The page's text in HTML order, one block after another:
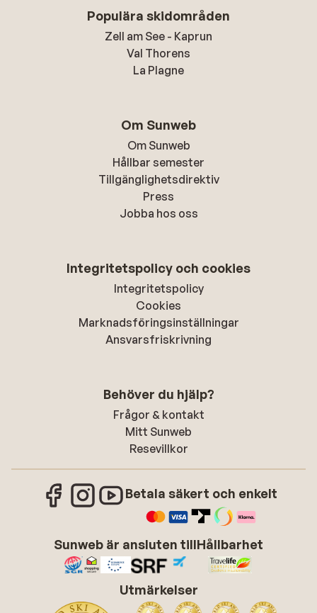
Populära skidområden
Zell am See - Kaprun
Val Thorens
La Plagne
Om Sunweb
Om Sunweb
Hållbar semester
Tillgänglighetsdirektiv
Press
Jobba hos oss
Integritetspolicy och cookies
Integritetspolicy
Cookies
Marknadsföringsinställningar
Ansvarsfriskrivning
Behöver du hjälp?
Frågor & kontakt
Mitt Sunweb
Resevillkor
Betala säkert och enkelt
Sunweb är ansluten tillHållbarhet
Utmärkelser